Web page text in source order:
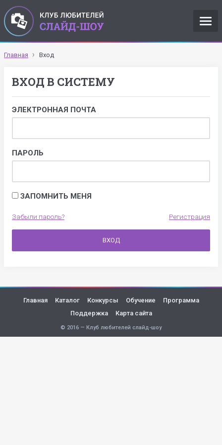
Главная Вход
ВХОД В СИСТЕМУ
ЭЛЕКТРОННАЯ ПОЧТА
ПАРОЛЬ
ЗАПОМНИТЬ МЕНЯ
Забыли пароль? Регистрация
ВХОД
Главная Каталог Конкурсы Обучение
Программа
Поддержка
Карта сайта
© 2016 — Клуб любителей слайд-шоу